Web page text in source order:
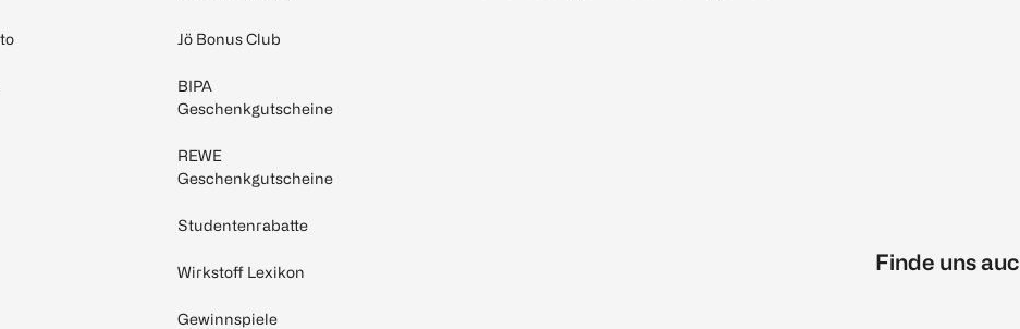
Jö Bonus Club
BIPA
Geschenkgutscheine
REWE
Geschenkgutscheine
Studentenrabatte
Wirkstoff Lexikon
Gewinnspiele
Finde uns